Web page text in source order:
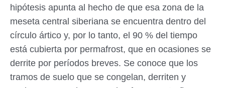
hipótesis apunta al hecho de que esa zona de la
meseta central siberiana se encuentra dentro del
círculo ártico y, por lo tanto, el 90 % del tiempo
está cubierta por permafrost, que en ocasiones se
derrite por períodos breves. Se conoce que los
tramos de suelo que se congelan, derriten y